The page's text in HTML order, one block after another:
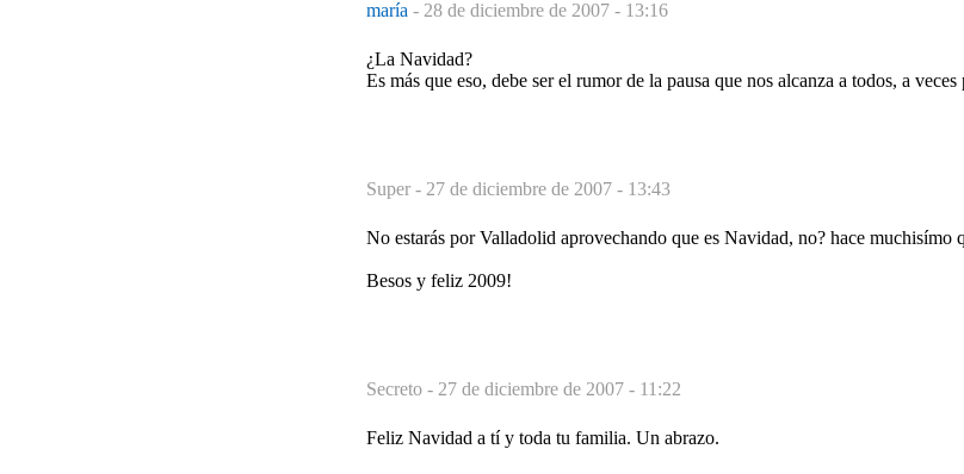
maría - 28 de diciembre de 2007 - 13:16
¿La Navidad?
Es más que eso, debe ser el rumor de la pausa que nos alcanza a todos, a
Super - 27 de diciembre de 2007 - 13:43
No estarás por Valladolid aprovechando que es Navidad, no? hace muchisímo
Besos y feliz 2009!
Secreto - 27 de diciembre de 2007 - 11:22
Feliz Navidad a tí y toda tu familia. Un abrazo.